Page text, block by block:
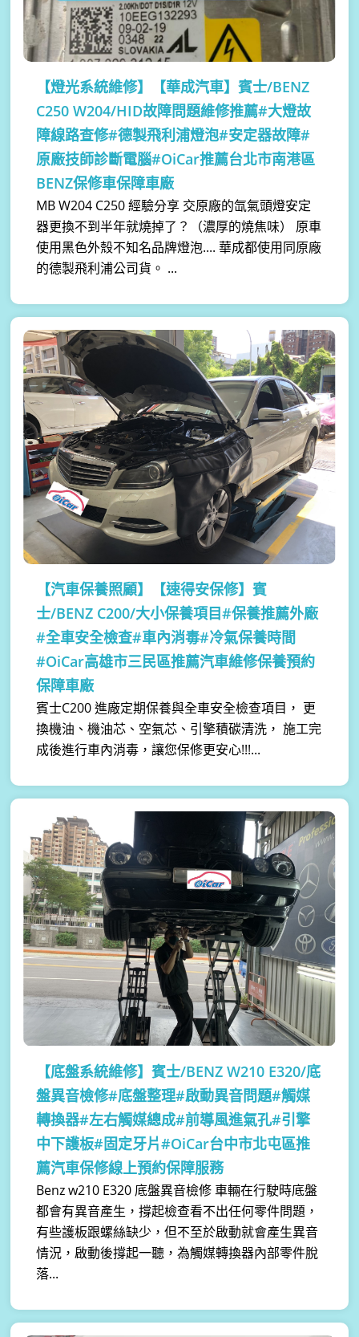
【燈光系統維修】
【華成汽車】賓士/BENZ
C250 W204/HID故障問題維修推薦#大燈故
障線路查修#德製飛利浦燈泡#安定器故障#
原廠技師診斷電腦#OiCar推薦台北市南港區
BENZ保修車保障車廠
MB W204 C250 經驗分享 交原廠的氙氣頭燈安定
器更換不到半年就燒掉了？（濃厚的燒焦味） 原車
使用黑色外殼不知名品牌燈泡.... 華成都使用同原廠
的德製飛利浦公司貨。 ...
【汽車保養照顧】
【速得安保修】賓
士/BENZ C200/大小保養項目#保養推薦外廠
#全車安全檢查#車內消毒#冷氣保養時間
#OiCar高雄市三民區推薦汽車維修保養預約
保障車廠
賓士C200 進廠定期保養與全車安全檢查項目， 更
換機油、機油芯、空氣芯、引擎積碳清洗， 施工完
成後進行車內消毒，讓您保修更安心!!!...
【底盤系統維修】賓士/BENZ W210 E320/底
盤異音檢修#底盤整理#啟動異音問題#觸媒
轉換器#左右觸媒總成#前導風進氣孔#引擎
中下護板#固定牙片#OiCar台中市北屯區推
薦汽車保修線上預約保障服務
Benz w210 E320 底盤異音檢修 車輛在行駛時底盤
都會有異音產生，撐起檢查看不出任何零件問題，
有些護板跟螺絲缺少，但不至於啟動就會產生異音
情況，啟動後撐起一聽，為觸媒轉換器內部零件脫
落...